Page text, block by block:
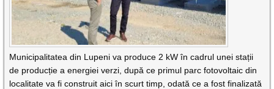
Municipalitatea din Lupeni va produce 2 kW în cadrul unei stații
de producție a energiei verzi, după ce primul parc fotovoltaic din
localitate va fi construit aici în scurt timp, odată ce a fost finalizată